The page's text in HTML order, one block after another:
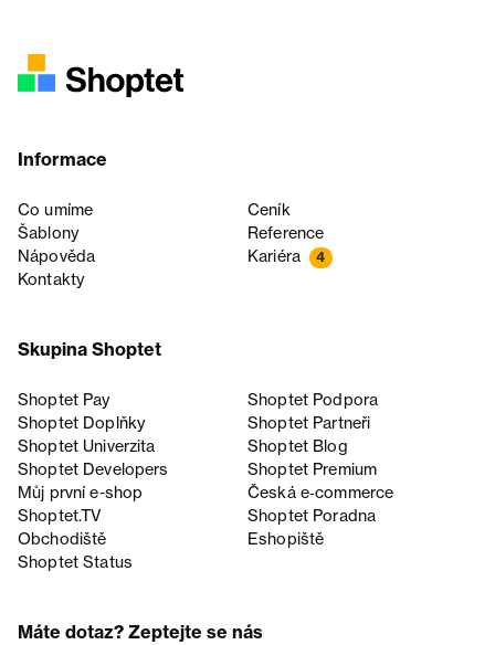
Informace
Co umíme
Ceník
Šablony
Reference
Nápověda
Kariéra 4
Kontakty
Skupina Shoptet
Shoptet Pay
Shoptet Podpora
Shoptet Doplňky
Shoptet Partneři
Shoptet Univerzita
Shoptet Blog
Shoptet Developers
Shoptet Premium
Můj první e-shop
Česká e‑commerce
Shoptet.TV
Shoptet Poradna
Obchodiště
Eshopiště
Shoptet Status
Máte dotaz? Zeptejte se nás